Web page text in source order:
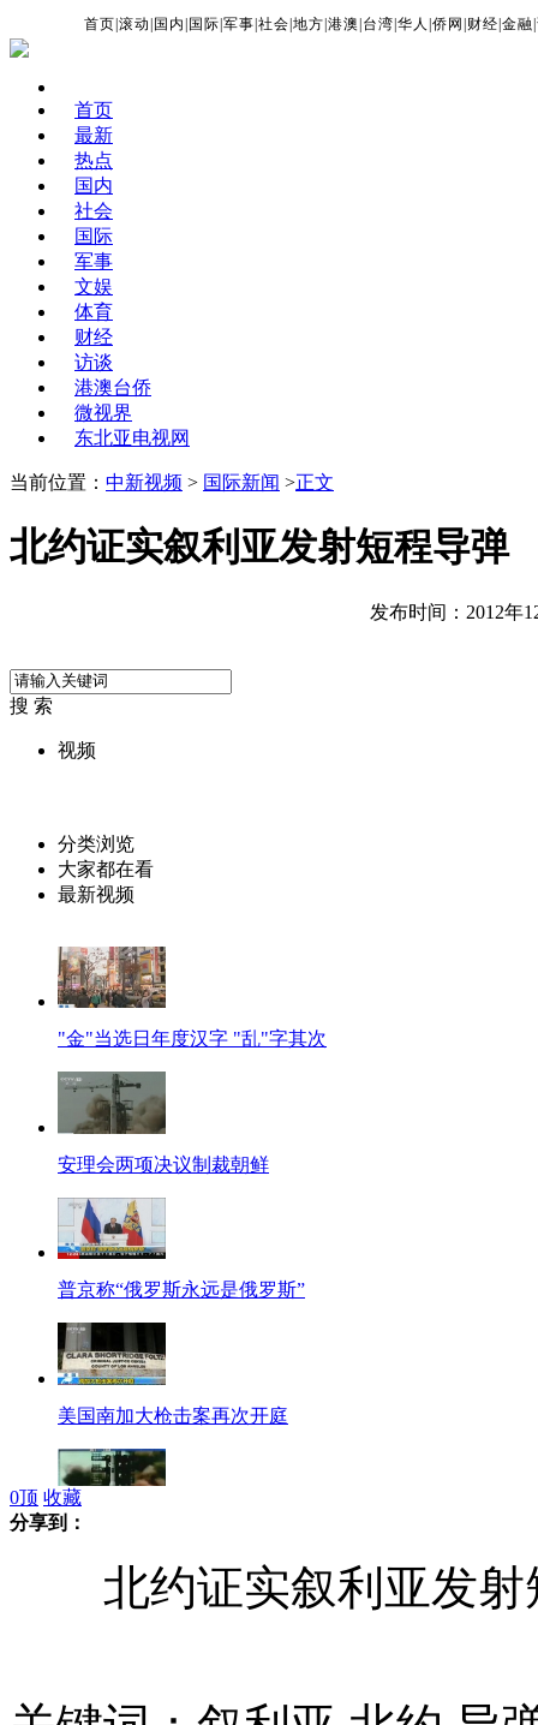
首页 |滚动 国内 国际 |军事 |社会 |地方 |港澳 台湾 |华人 |侨网 财经 |金融 |
首页
最新
热点
国内
社会
国际
军事
文娱
体育
财经
访谈
港澳台侨
微视界
东北亚电视网
当前位置： 中新视频 > 国际新闻 >正文
北约证实叙利亚发射短程导弹
发布时间：2012年
搜 索
视频
分类浏览
大家都在看
最新视频
"金"当选日年度汉字 "乱"字其次
安理会两项决议制裁朝鲜
普京称“俄罗斯永远是俄罗斯”
美国南加大枪击案再次开庭
0顶 收藏
分享到：
北约证实叙利亚发射